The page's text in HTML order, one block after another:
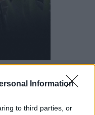
Information
to third parties, or